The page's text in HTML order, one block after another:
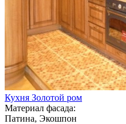
Кухня Золотой ром
Материал фасада:
Патина, Экошпон